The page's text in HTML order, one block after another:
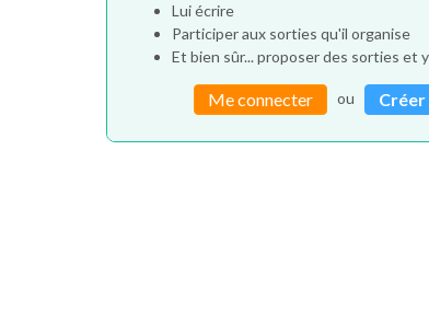
Lui écrire
Participer aux sorties qu'il organise
Et bien sûr... proposer des sorties et
Me connecter ou Créer